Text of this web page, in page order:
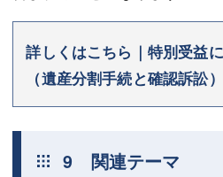
詳しくはこちら｜特別受益
（遺産分割手続と確認訴訟
9 関連テーマ